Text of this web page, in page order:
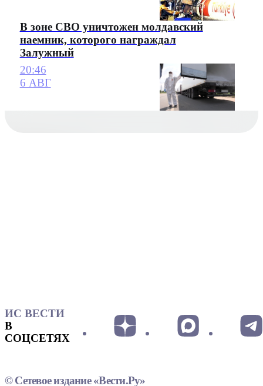
В зоне СВО уничтожен молдавский
наемник, которого награждал
Залужный
20:46
6 АВГ
ИС ВЕСТИ
В
СОЦСЕТЯХ
© Сетевое издание «Вести.Ру»